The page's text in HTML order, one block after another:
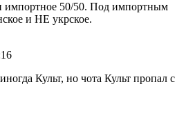
импортное 50/50. Под импортным
и НЕ укрское.
Культ, но чота Культ пропал с